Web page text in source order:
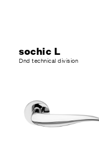
sochic L
Dnd technical division